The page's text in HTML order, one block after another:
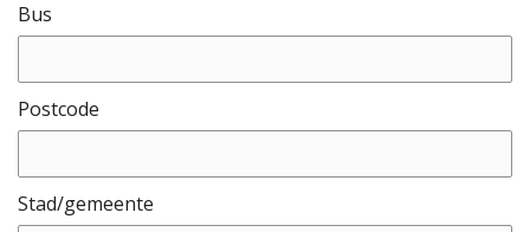
Bus
Postcode
Stad/gemeente